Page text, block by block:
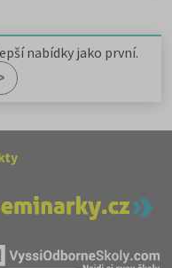
nabídky jako první.